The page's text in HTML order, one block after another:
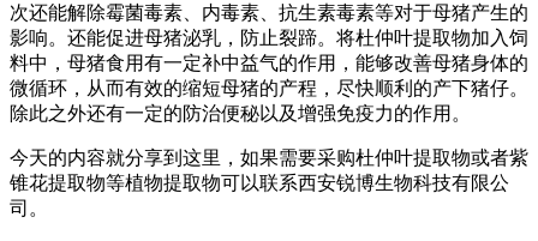
次还能解除霉菌毒素、内毒素、抗生素毒素等对于母猪产生的
影响。还能促进母猪泌乳，防止裂蹄。将杜仲叶提取物加入饲
料中，母猪食用有一定补中益气的作用，能够改善母猪身体的
微循环，从而有效的缩短母猪的产程，尽快顺利的产下猪仔。
除此之外还有一定的防治便秘以及增强免疫力的作用。
今天的内容就分享到这里，如果需要采购杜仲叶提取物或者紫
锥花提取物等植物提取物可以联系西安锐博生物科技有限公
司。